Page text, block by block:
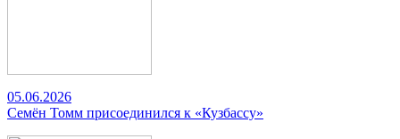
05.06.2026
Семён Томм присоединился к «Кузбассу»